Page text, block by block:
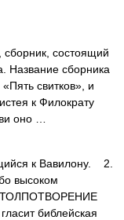
состоящий
Название сборника
свитков», и
к Филократу
оно …
к Вавилону. 2.
высоком
библейская